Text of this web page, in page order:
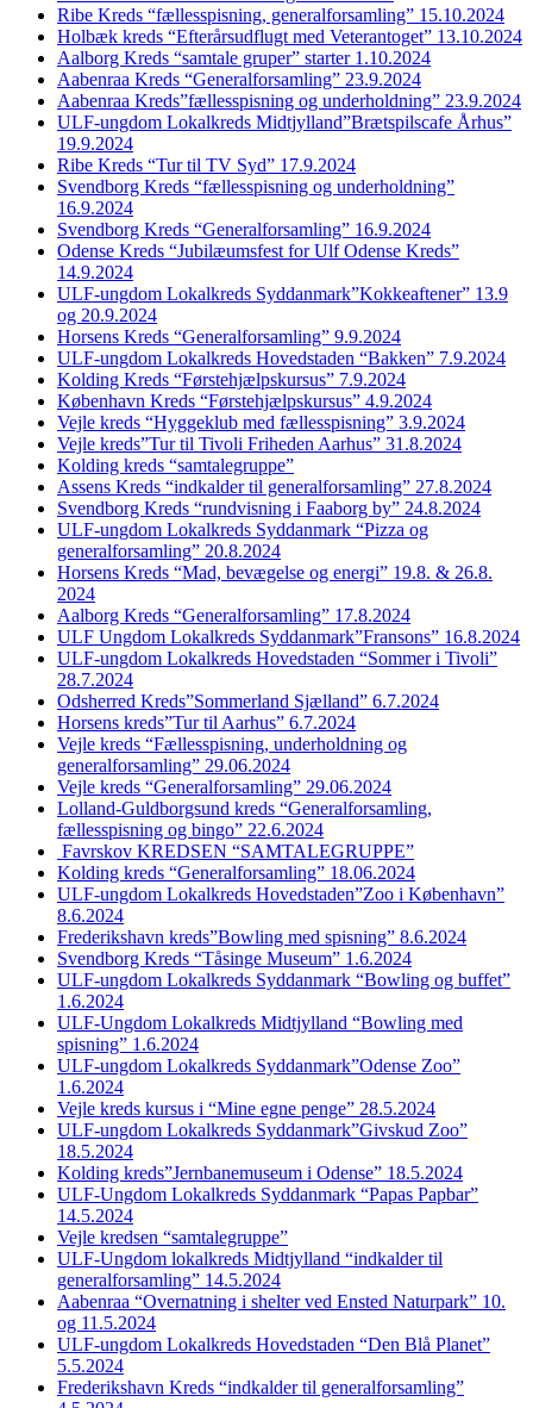
Ribe Kreds “fællesspisning, generalforsamling” 15.10.2024
Holbæk kreds “Efterårsudflugt med Veterantoget” 13.10.2024
Aalborg Kreds “samtale gruper” starter 1.10.2024
Aabenraa Kreds “Generalforsamling” 23.9.2024
Aabenraa Kreds”fællesspisning og underholdning” 23.9.2024
ULF-ungdom Lokalkreds Midtjylland”Brætspilscafe Århus”
19.9.2024
Ribe Kreds “Tur til TV Syd” 17.9.2024
Svendborg Kreds “fællesspisning og underholdning”
16.9.2024
Svendborg Kreds “Generalforsamling” 16.9.2024
Odense Kreds “Jubilæumsfest for Ulf Odense Kreds”
14.9.2024
ULF-ungdom Lokalkreds Syddanmark”Kokkeaftener” 13.9
og 20.9.2024
Horsens Kreds “Generalforsamling” 9.9.2024
ULF-ungdom Lokalkreds Hovedstaden “Bakken” 7.9.2024
Kolding Kreds “Førstehjælpskursus” 7.9.2024
København Kreds “Førstehjælpskursus” 4.9.2024
Vejle kreds “Hyggeklub med fællesspisning” 3.9.2024
Vejle kreds”Tur til Tivoli Friheden Aarhus” 31.8.2024
Kolding kreds “samtalegruppe”
Assens Kreds “indkalder til generalforsamling” 27.8.2024
Svendborg Kreds “rundvisning i Faaborg by” 24.8.2024
ULF-ungdom Lokalkreds Syddanmark “Pizza og
generalforsamling” 20.8.2024
Horsens Kreds “Mad, bevægelse og energi” 19.8. & 26.8.
2024
Aalborg Kreds “Generalforsamling” 17.8.2024
ULF Ungdom Lokalkreds Syddanmark”Fransons” 16.8.2024
ULF-ungdom Lokalkreds Hovedstaden “Sommer i Tivoli”
28.7.2024
Odsherred Kreds”Sommerland Sjælland” 6.7.2024
Horsens kreds”Tur til Aarhus” 6.7.2024
Vejle kreds “Fællesspisning, underholdning og
generalforsamling” 29.06.2024
Vejle kreds “Generalforsamling” 29.06.2024
Lolland-Guldborgsund kreds “Generalforsamling,
fællesspisning og bingo” 22.6.2024
Favrskov KREDSEN “SAMTALEGRUPPE”
Kolding kreds “Generalforsamling” 18.06.2024
ULF-ungdom Lokalkreds Hovedstaden”Zoo i København”
8.6.2024
Frederikshavn kreds”Bowling med spisning” 8.6.2024
Svendborg Kreds “Tåsinge Museum” 1.6.2024
ULF-ungdom Lokalkreds Syddanmark “Bowling og buffet”
1.6.2024
ULF-Ungdom Lokalkreds Midtjylland “Bowling med
spisning” 1.6.2024
ULF-ungdom Lokalkreds Syddanmark”Odense Zoo”
1.6.2024
Vejle kreds kursus i “Mine egne penge” 28.5.2024
ULF-ungdom Lokalkreds Syddanmark”Givskud Zoo”
18.5.2024
Kolding kreds”Jernbanemuseum i Odense” 18.5.2024
ULF-Ungdom Lokalkreds Syddanmark “Papas Papbar”
14.5.2024
Vejle kredsen “samtalegruppe”
ULF-Ungdom lokalkreds Midtjylland “indkalder til
generalforsamling” 14.5.2024
Aabenraa “Overnatning i shelter ved Ensted Naturpark” 10.
og 11.5.2024
ULF-ungdom Lokalkreds Hovedstaden “Den Blå Planet”
5.5.2024
Frederikshavn Kreds “indkalder til generalforsamling”